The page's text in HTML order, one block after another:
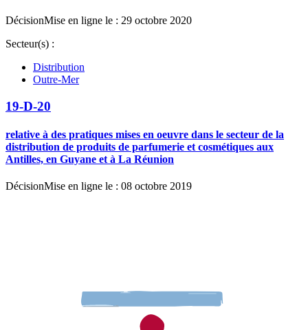
DécisionMise en ligne le : 29 octobre 2020
Secteur(s) :
Distribution
Outre-Mer
19-D-20
relative à des pratiques mises en oeuvre dans le secteur de la
distribution de produits de parfumerie et cosmétiques aux
Antilles, en Guyane et à La Réunion
DécisionMise en ligne le : 08 octobre 2019